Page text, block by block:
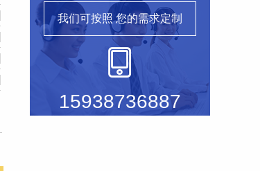
我们可按照您的需求定制
15938736887